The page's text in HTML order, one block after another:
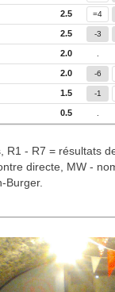
2.5 =4
2.5 -3
2.0
2.0 -6
1.5 -1
0.5
R1 - R7 = résultats
directe, MW -
Burger.